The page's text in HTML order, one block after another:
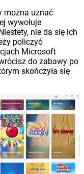
można uznać
wywołuje
nie da się ich
policzyć
Microsoft
do zabawy po
skończyła się